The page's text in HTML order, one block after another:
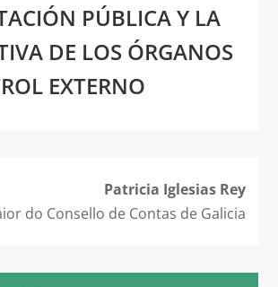
PÚBLICA Y LA
DE LOS ÓRGANOS
EXTERNO
Patricia Iglesias Rey
do Consello de Contas de Galicia